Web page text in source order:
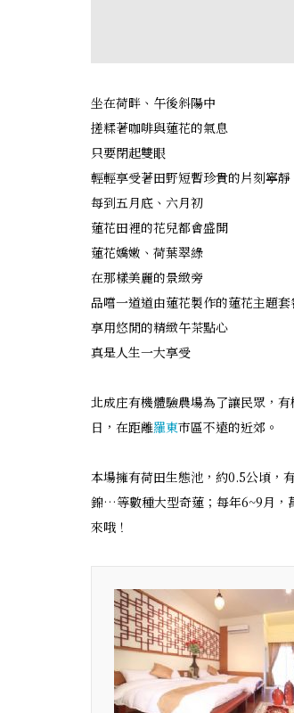
坐在荷畔、午後斜陽中
搓糅著咖啡與蓮花的氣息
只要閉起雙眼
輕輕享受著田野短暫珍貴的片刻寧靜
每到五月底、六月初
蓮花田裡的花兒都會盛開
蓮花嬌嫩、荷葉翠綠
在那樣美麗的景緻旁
品嚐一道道由蓮花製作的蓮花主題
享用悠閒的精緻午茶點心
真是人生一大享受
北成庄有機體驗農場為了讓民眾，
日，在距離羅東市區不遠的近郊。
本場擁有荷田生態池，約0.5公頃，
錦…等數種大型奇蓮；每年6~9月，
來哦！